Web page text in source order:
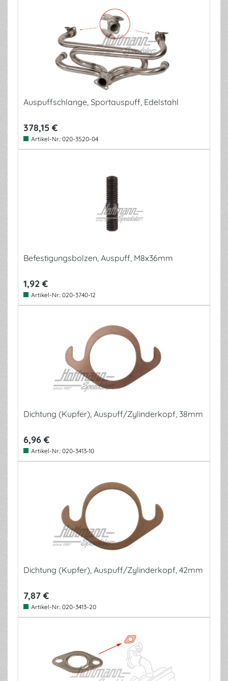
Auspuffschlange, Sportauspuff, Edelstahl
378,15 €
Artikel-Nr.: 020-3520-04
Befestigungsbolzen, Auspuff, M8x36mm
1,92 €
Artikel-Nr.: 020-3740-12
Dichtung (Kupfer), Auspuff/Zylinderkopf, 38mm
6,96 €
Artikel-Nr.: 020-3413-10
Dichtung (Kupfer), Auspuff/Zylinderkopf, 42mm
7,87 €
Artikel-Nr.: 020-3413-20